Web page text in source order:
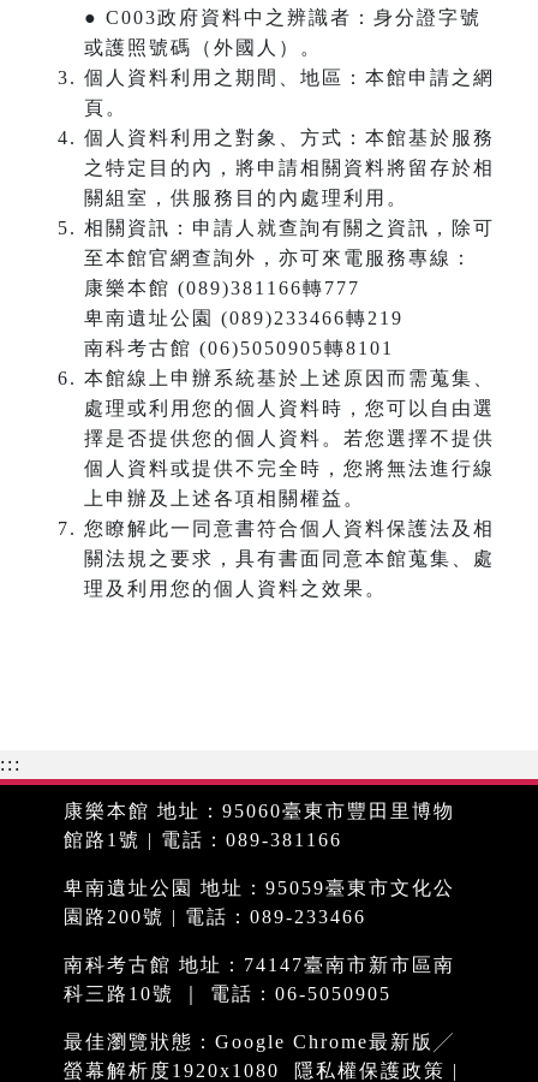
● C003政府資料中之辨識者：身分證字號
或護照號碼（外國人）。
個人資料利用之期間、地區：本館申請之網
頁。
個人資料利用之對象、方式：本館基於服務
之特定目的內，將申請相關資料將留存於相
關組室，供服務目的內處理利用。
相關資訊：申請人就查詢有關之資訊，除可
至本館官網查詢外，亦可來電服務專線：
康樂本館 (089)381166轉777
卑南遺址公園 (089)233466轉219
南科考古館 (06)5050905轉8101
本館線上申辦系統基於上述原因而需蒐集、
處理或利用您的個人資料時，您可以自由選
擇是否提供您的個人資料。若您選擇不提供
個人資料或提供不完全時，您將無法進行線
上申辦及上述各項相關權益。
您瞭解此一同意書符合個人資料保護法及相
關法規之要求，具有書面同意本館蒐集、處
理及利用您的個人資料之效果。
:::
康樂本館 地址：95060臺東市豐田里博物
館路1號 | 電話：089-381166
卑南遺址公園 地址：95059臺東市文化公
園路200號 | 電話：089-233466
南科考古館 地址：74147臺南市新市區南
科三路10號 ｜ 電話：06-5050905
最佳瀏覽狀態：Google Chrome最新版╱
螢幕解析度1920x1080
隱私權保護政策 |